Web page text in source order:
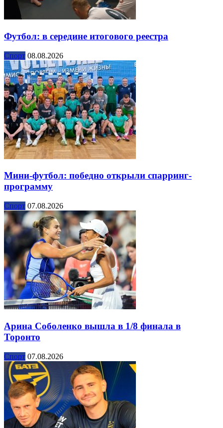
Футбол: в середине итогового реестра
Спорт 08.08.2026
Мини-футбол: победно открыли спарринг-
программу
Спорт 07.08.2026
Арина Соболенко вышла в 1/8 финала в
Торонто
Спорт 07.08.2026